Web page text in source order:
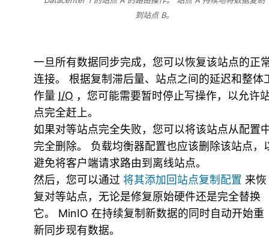
到站点 B。
一旦所有数据同步完成，您可以恢复该站点的正
连接。 根据复制滞后量、站点之间的延迟和整体
作量 I/O ，您可能需要暂时停止写操作，以允许
点完全赶上。
如果对等站点完全失败，您可以将该站点从配置
完全删除。 负载均衡器配置也应该删除该站点，
避免将客户端请求路由到离线站点。
然后，您可以通过 将其添加回站点复制配置 来恢
复对等站点，无论是修复原始硬件还是完全替换
它。 MinIO 在持续复制新数据的同时自动开始重
新同步现有数据。